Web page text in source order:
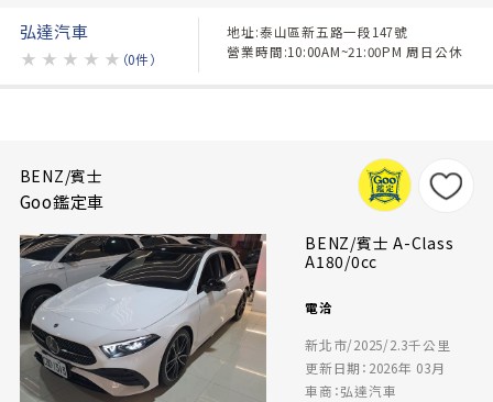
弘達汽車
★ ★ ★ ★ ★ （0件）
地址:泰山區新五路一段147號
營業時間:10:00AM~21:00PM 周日公休
BENZ/賓士
Goo鑑定車
BENZ/賓士 A-Class
A180/0cc
電洽
新北市/2025/2.3千公里
更新日期：2026年 03月
車商：弘達汽車